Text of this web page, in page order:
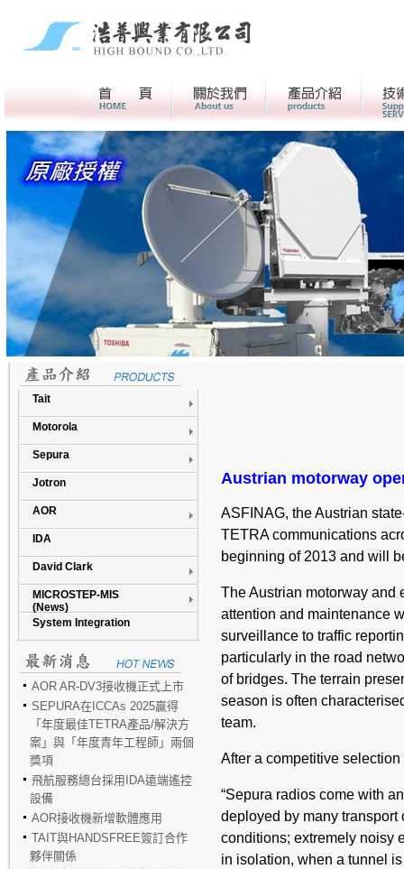
首頁 關於我們> 產品介紹
Tait
Motorola
Sepura
Jotron
AOR
IDA
David Clark
MICROSTEP-MIS
(News)
System Integration
AOR AR-DV3接收機正式上市
SEPURA在ICCAs 2025贏得
「年度最佳TETRA產品/解決方
案」與「年度青年工程師」兩個
獎項
飛航服務總台採用IDA遠端遙控
設備
AOR接收機新增軟體應用
TAIT與HANDSFREE簽訂合作
夥伴關係
Austrian motorway
ASFINAG, the Austrian
TETRA communications
beginning of 2013 and will
The Austrian motorway and
attention and maintenance
surveillance to traffic
particularly in the road
of bridges. The terrain
season is often
team.
After a competitive
“Sepura radios come with
deployed by many transport
conditions; extremely noisy
in isolation, when a tunnel